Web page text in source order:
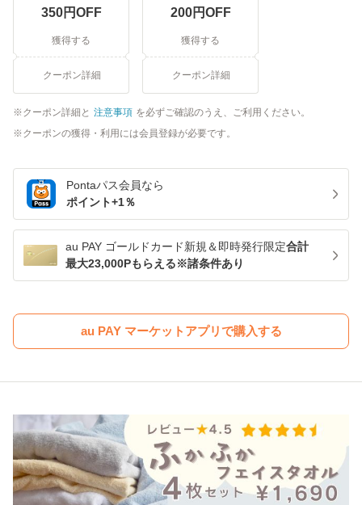
350円OFF
獲得する
クーポン詳細
200円OFF
獲得する
クーポン詳細
クーポン詳細と 注意事項 を必ずご確認のうえ、ご利用ください。
クーポンの獲得・利用には会員登録が必要です。
Pontaパス会員なら
ポイント+1％
au PAY ゴールドカード新規＆即時発行限定合計
最大23,000Pもらえる※諸条件あり
au PAY マーケットアプリで購入する